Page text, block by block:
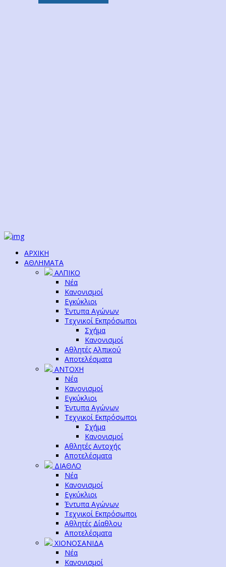
ΑΡΧΙΚΗ
ΑΘΛΗΜΑΤΑ
ΑΛΠΙΚΟ
Νέα
Κανονισμοί
Εγκύκλιοι
Έντυπα Αγώνων
Τεχνικοί Εκπρόσωποι
Σχήμα
Κανονισμοί
Αθλητές Αλπικού
Αποτελέσματα
ΑΝΤΟΧΗ
Νέα
Κανονισμοί
Εγκύκλιοι
Έντυπα Αγώνων
Τεχνικοί Εκπρόσωποι
Σχήμα
Κανονισμοί
Αθλητές Αντοχής
Αποτελέσματα
ΔΙΑΘΛΟ
Νέα
Κανονισμοί
Εγκύκλιοι
Έντυπα Αγώνων
Τεχνικοί Εκπρόσωποι
Αθλητές Δίαθλου
Αποτελέσματα
ΧΙΟΝΟΣΑΝΙΔΑ
Νέα
Κανονισμοί